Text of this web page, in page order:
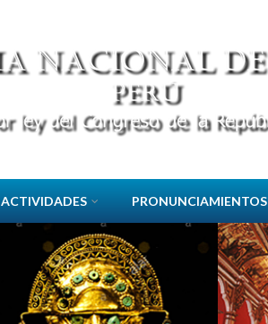
ACTIVIDADES PRONUNCIAMIENTOS